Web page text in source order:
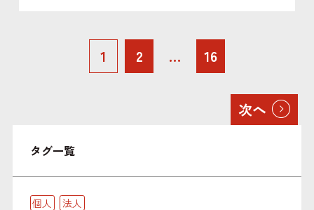
1 2 … 16
次へ
タグ一覧
個人 法人